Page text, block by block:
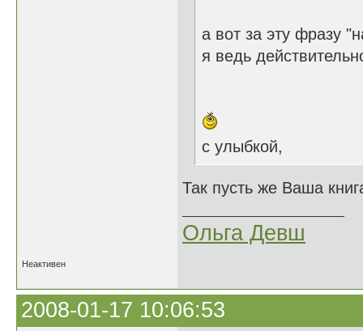
а вот за эту фразу
я ведь
с улыбкой,
Так пусть же Ваша
Ольга Девш
Неактивен
2008-01-17 10:06:53